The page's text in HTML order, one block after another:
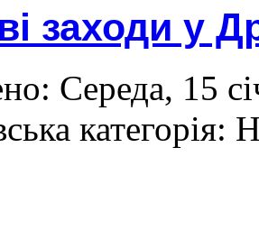
заходи у
Середа, 15
категорія: